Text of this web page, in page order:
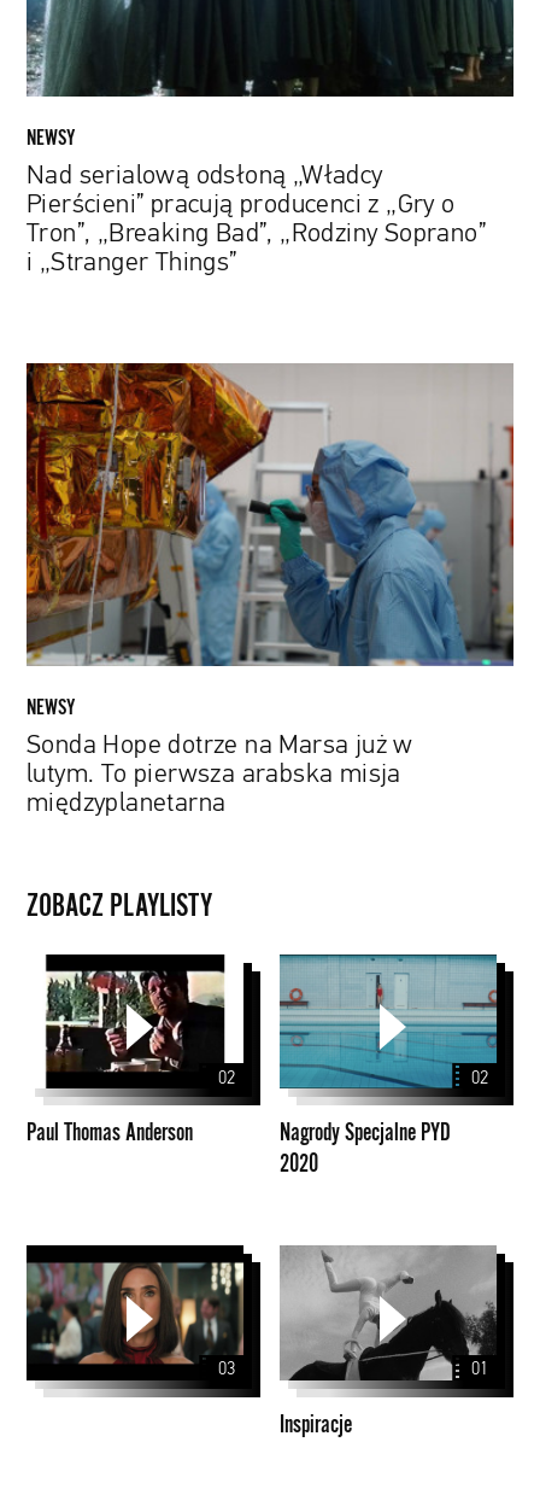
„Gry
o
Tron”,
„Breaking
„Rodziny
Soprano”
„Stranger
NEWSY
Nad serialową odsłoną „Władcy
Pierścieni” pracują producenci z „Gry o
Tron”, „Breaking Bad”, „Rodziny Soprano”
i „Stranger Things”
Sonda
Hope
dotrze
na
Marsa
już
w
lutym.
To
pierwsza
arabska
misja
NEWSY
Sonda Hope dotrze na Marsa już w
lutym. To pierwsza arabska misja
międzyplanetarna
ZOBACZ PLAYLISTY
Paul
Thomas
Anderson
02
Paul Thomas Anderson
Nagrody
Specjalne
PYD
02
Nagrody Specjalne PYD
2020
03
Inspiracje
01
Inspiracje